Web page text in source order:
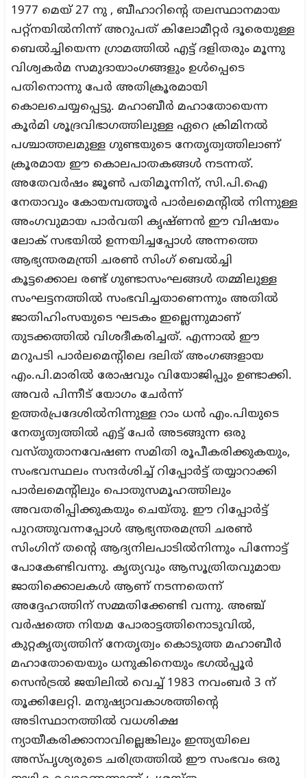
1977 മെയ് 27 നു , ബീഹാറിന്റെ തലസ്ഥാനമായ
പറ്റ്നയിൽനിന്ന് അറുപത് കിലോമീറ്റർ ദൂരെയുള്ള
ബെൽച്ചിയെന്ന ഗ്രാമത്തിൽ എട്ട് ദളിതരും മൂന്നു
വിശ്വകർമ സമുദായാംഗങ്ങളും ഉൾപ്പെടെ
പതിനൊന്നു പേർ അതിക്രൂരമായി
കൊലചെയ്യപ്പെട്ടു. മഹാബീർ മഹാതോയെന്ന
കൂർമി ശൂദ്രവിഭാഗത്തിലുള്ള ഏറെ ക്രിമിനൽ
പശ്ചാത്തലമുള്ള ഗുണ്ടയുടെ നേതൃത്വത്തിലാണ്
ക്രൂരമായ ഈ കൊലപാതകങ്ങൾ നടന്നത്.
അതേവർഷം ജൂൺ പതിമൂന്നിന്, സി.പി.ഐ
നേതാവും കോയമ്പത്തൂർ പാർലമെന്റിൽ നിന്നുള്ള
അംഗവുമായ പാർവതി കൃഷ്ണൻ ഈ വിഷയം
ലോക് സഭയിൽ ഉന്നയിച്ചപ്പോൾ അന്നത്തെ
ആഭ്യന്തരമന്ത്രി ചരൺ സിംഗ് ബെൽച്ചി
കൂട്ടക്കൊല രണ്ട് ഗുണ്ടാസംഘങ്ങൾ തമ്മിലുള്ള
സംഘട്ടനത്തിൽ സംഭവിച്ചതാണെന്നും അതിൽ
ജാതിഹിംസയുടെ ഘടകം ഇല്ലെന്നുമാണ്
തുടക്കത്തിൽ വിശദീകരിച്ചത്. എന്നാൽ ഈ
മറുപടി പാർലമെന്റിലെ ദലിത് അംഗങ്ങളായ
എം.പി.മാരിൽ രോഷവും വിയോജിപ്പും ഉണ്ടാക്കി.
അവർ പിന്നീട് യോഗം ചേർന്ന്
ഉത്തർപ്രദേശിൽനിന്നുള്ള റാം ധൻ എം.പിയുടെ
നേതൃത്വത്തിൽ എട്ട് പേർ അടങ്ങുന്ന ഒരു
വസ്തുതാനവേഷണ സമിതി രൂപീകരിക്കുകയും,
സംഭവസ്ഥലം സന്ദർശിച്ച് റിപ്പോർട്ട് തയ്യാറാക്കി
പാർലമെന്റിലും പൊതുസമൂഹത്തിലും
അവതരിപ്പിക്കുകയും ചെയ്തു. ഈ റിപ്പോർട്ട്
പുറത്തുവന്നപ്പോൾ ആഭ്യന്തരമന്ത്രി ചരൺ
സിംഗിന് തന്റെ ആദ്യനിലപാടിൽനിന്നും പിന്നോട്ട്
പോകേണ്ടിവന്നു. കൃത്യവും ആസൂത്രിതവുമായ
ജാതിക്കൊലകൾ ആണ് നടന്നതെന്ന്
അദ്ദേഹത്തിന് സമ്മതിക്കേണ്ടി വന്നു. അഞ്ച്
വർഷത്തെ നിയമ പോരാട്ടത്തിനൊടുവിൽ,
കുറ്റകൃത്യത്തിന് നേതൃത്വം കൊടുത്ത മഹാബീർ
മഹാതോയെയും ധനുകിനെയും ഭഗൽപ്പൂർ
സെൻട്രൽ ജയിലിൽ വെച്ച് 1983 നവംബർ 3 ന്
തൂക്കിലേറ്റി. മനുഷ്യാവകാശത്തിന്റെ
അടിസ്ഥാനത്തിൽ വധശിക്ഷ
ന്യായീകരിക്കാനാവില്ലെങ്കിലും ഇന്ത്യയിലെ
അസ്പൃശ്യരുടെ ചരിത്രത്തിൽ ഈ സംഭവം ഒരു